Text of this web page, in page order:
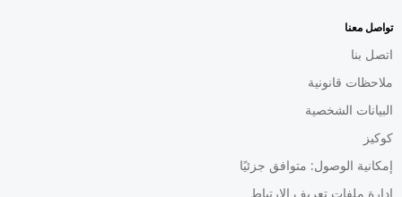
تواصل معنا
اتصل بنا
ملاحظات قانونية
البيانات الشخصية
كوكيز
إمكانية الوصول: متوافق جزئيًا
إدارة ملفات تعريف الارتباط